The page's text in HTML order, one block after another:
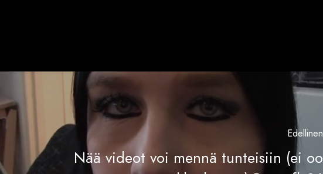
Edellinen
Nää videot voi mennä tunteisiin (ei oo